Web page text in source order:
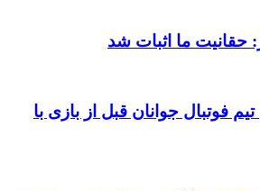
حقانیت ما اثبات شد
فوتبال جوانان قبل از بازی با